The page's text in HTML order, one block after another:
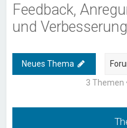
Feedback,
und
Neues Thema
3 Themen